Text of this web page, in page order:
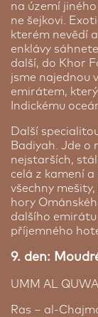
na území
ne šejkovi.
kterém nevědí
enklávy
další, do Khor
jsme najednou
emirátem,
Indickému
Další
Badiyah. Jde o
nejstarších,
celá z kamení
všechny
hory
dalšího
příjemného
9. den:
UMM AL
Ras – al-